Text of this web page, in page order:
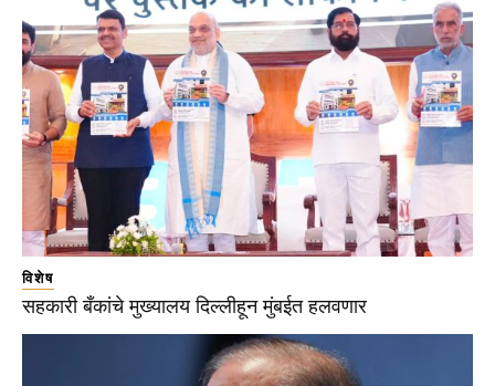
विशेष
सहकारी बँकांचे मुख्यालय दिल्लीहून मुंबईत हलवणार